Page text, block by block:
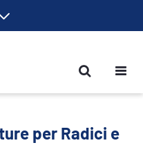
per Radici e
per Radici e